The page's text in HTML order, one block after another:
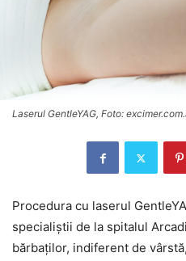
Laserul GentleYAG, Foto:
Procedura cu laserul
specialiștii de la spitalul
bărbaților, indiferent de